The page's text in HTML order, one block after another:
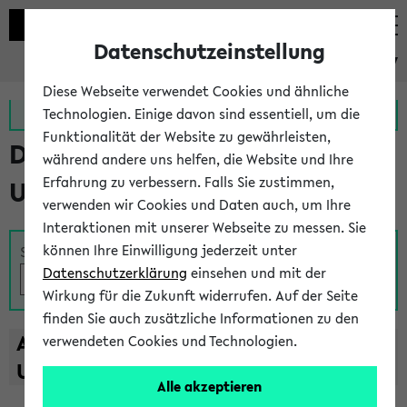
eKVV
Zur MeineUni App Zum MeineUni Portal
Das Lehrangebot der
Universität Bielefeld
Suche
A B C D E F G H I J K L M N O
U
V W X Y
Z
Datenschutzeinstellung
Diese Webseite verwendet Cookies und ähnliche
Technologien. Einige davon sind essentiell, um die
Funktionalität der Website zu gewährleisten,
während andere uns helfen, die Website und Ihre
Erfahrung zu verbessern. Falls Sie zustimmen,
verwenden wir Cookies und Daten auch, um Ihre
Interaktionen mit unserer Webseite zu messen. Sie
können Ihre Einwilligung jederzeit unter
Datenschutzerklärung einsehen und mit der
Wirkung für die Zukunft widerrufen. Auf der Seite
finden Sie auch zusätzliche Informationen zu den
verwendeten Cookies und Technologien.
Alle akzeptieren